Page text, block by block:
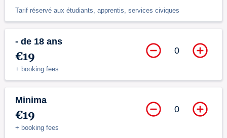
Tarif réservé aux étudiants, apprentis, services civiques
- de 18 ans
€19
+ booking fees
0
Minima
€19
+ booking fees
0